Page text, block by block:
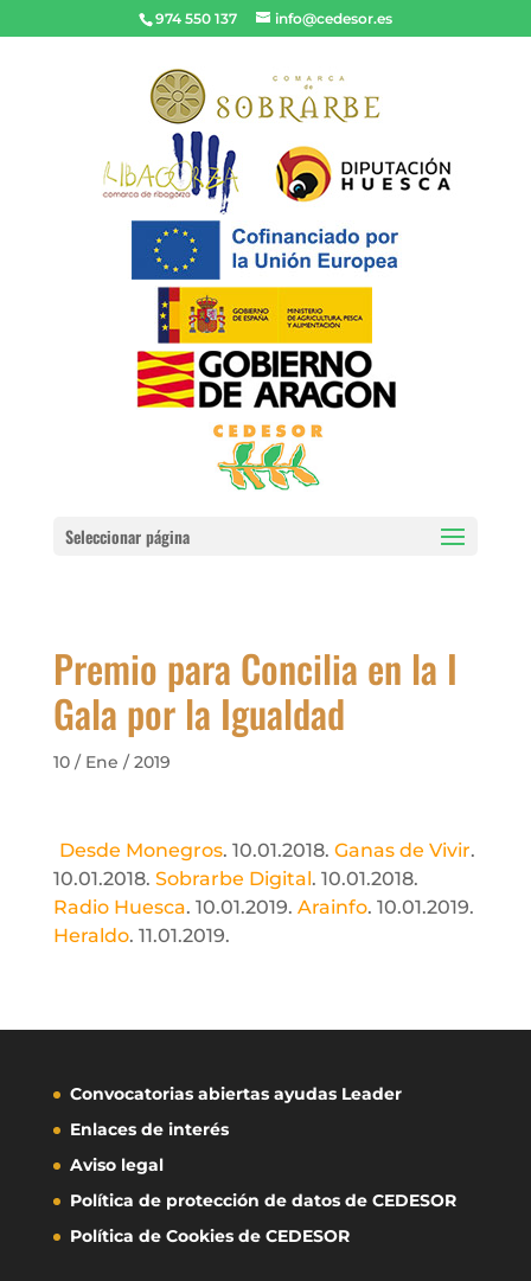
974 550 137 info@cedesor.es
Seleccionar página
Premio para Concilia en la I
Gala por la Igualdad
10 / Ene / 2019
Desde Monegros. 10.01.2018. Ganas de Vivir.
10.01.2018. Sobrarbe Digital. 10.01.2018.
Radio Huesca. 10.01.2019. Arainfo. 10.01.2019.
Heraldo. 11.01.2019.
Convocatorias abiertas ayudas Leader
Enlaces de interés
Aviso legal
Política de protección de datos de CEDESOR
Política de Cookies de CEDESOR